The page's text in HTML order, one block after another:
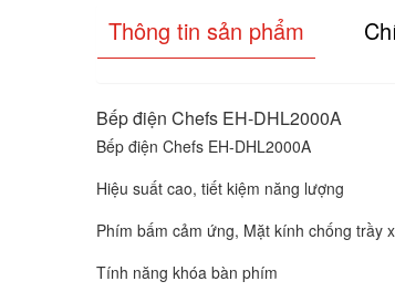
Thông tin sản phẩm
Bếp điện Chefs EH-DHL2000A
Bếp điện Chefs EH-DHL2000A
Hiệu suất cao, tiết kiệm năng lượng
Phím bấm cảm ứng, Mặt kính chống trầy
Tính năng khóa bàn phím